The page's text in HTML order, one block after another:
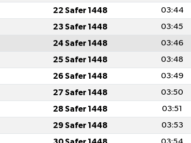
22 Safer 1448 03:44
23 Safer 1448 03:45
24 Safer 1448 03:46
25 Safer 1448 03:48
26 Safer 1448 03:49
27 Safer 1448 03:50
28 Safer 1448 03:51
29 Safer 1448 03:53